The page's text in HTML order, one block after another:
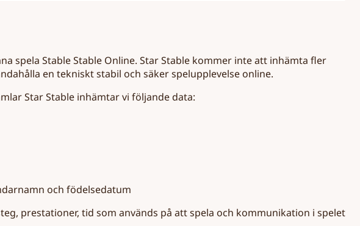
spela Stable Stable Online. Star Stable kommer inte att inhämta fler
en tekniskt stabil och säker spelupplevelse online.
Star Stable inhämtar vi följande data:
och födelsedatum
prestationer, tid som används på att spela och kommunikation i spelet